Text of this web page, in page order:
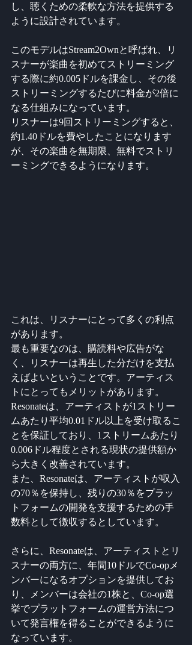
し、聴くための柔軟な方法を提供する
ように設計されています。
このモデルはStream2Ownと呼ばれ、リ
スナーが楽曲を初めてストリーミング
する際に約0.005ドルを課金し、その後
ストリーミングするたびに料金が2倍に
なる仕組みになっています。
リスナーは9回ストリーミングすると、
約1.40ドルを費やしたことになります
が、その楽曲を無期限、無料でストリ
ーミングできるようになります。
これは、リスナーにとって多くの利点
があります。
最も重要なのは、購読料や広告がな
く、リスナーは再生した分だけを支払
えばよいということです。アーティス
トにとってもメリットがあります。
Resonateは、アーティストが1ストリー
ムあたり平均0.01ドル以上を受け取るこ
とを保証しており、1ストリームあたり
0.006ドル程度とされる現状の提供額か
ら大きく改善されています。
また、Resonateは、アーティストが収入
の70％を保持し、残りの30％をプラッ
トフォームの開発を支援するための手
数料として徴収するとしています。
さらに、Resonateは、アーティストとリ
スナーの両方に、年間10ドルでCo-opメ
ンバーになるオプションを提供してお
り、メンバーは会社の1株と、Co-op選
挙でプラットフォームの運営方法につ
いて発言権を得ることができるように
なっています。